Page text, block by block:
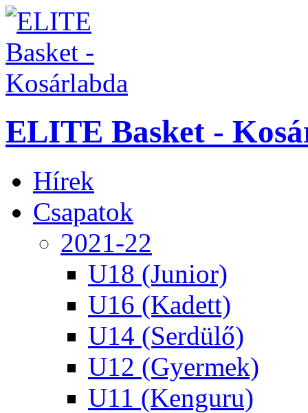
ELITE Basket -
Hírek
Csapatok
2021-22
U18 (Junior)
U16 (Kadett)
U14 (Serdülő)
U12 (Gyermek)
U11 (Kenguru)